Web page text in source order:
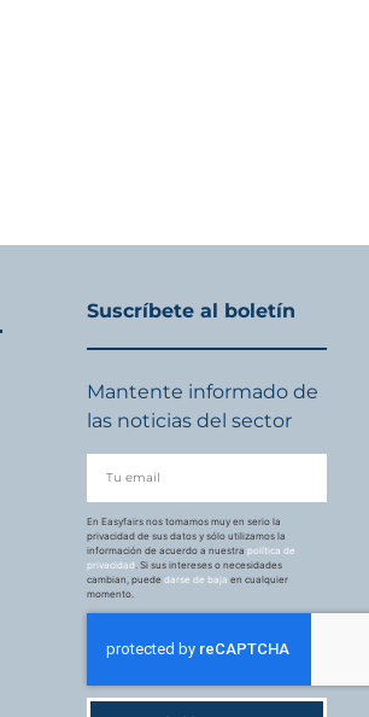
Suscríbete al boletín
Mantente informado de
las noticias del sector
En Easyfairs nos tomamos muy en serio la
privacidad de sus datos y sólo utilizamos la
información de acuerdo a nuestrapolítica de
privacidad . Si sus intereses o necesidades
cambian, puededarse de baja en cualquier
momento.